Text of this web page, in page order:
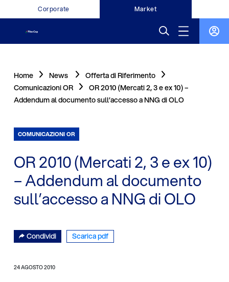
Corporate Market
Home News
Offerta di Riferimento
Comunicazioni OR
OR 2010 (Mercati 2, 3 e ex 10) –
Addendum al documento sull’accesso a NNG di OLO
COMUNICAZIONI OR
OR 2010 (Mercati 2, 3 e ex 10)
– Addendum al documento
sull’accesso a NNG di OLO
Condividi Scarica pdf
24 AGOSTO 2010